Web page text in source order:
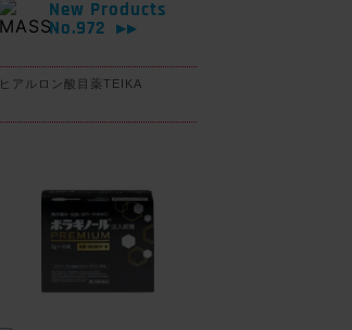
New Products
No.972
▶▶
ヒアルロン酸目薬TEIKA